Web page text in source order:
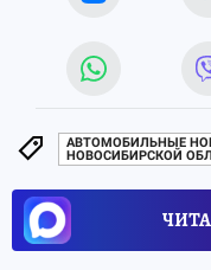
АВТОМОБИЛЬНЫЕ
НОВОСИБИРСКОЙ